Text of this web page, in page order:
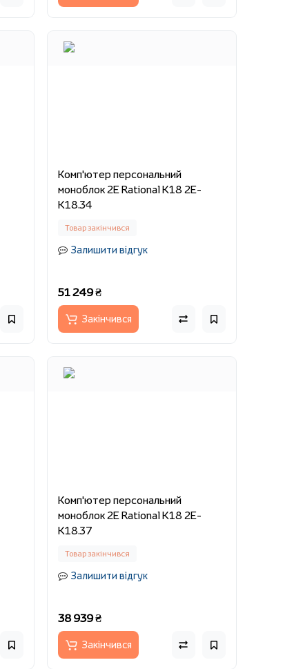
Комп'ютер персональний
моноблок 2E Rational K18 2E-
K18.34
Товар закінчився
Залишити відгук
51 249 ₴
Закінчився
Комп'ютер персональний
моноблок 2E Rational K18 2E-
K18.37
Товар закінчився
Залишити відгук
38 939 ₴
Закінчився